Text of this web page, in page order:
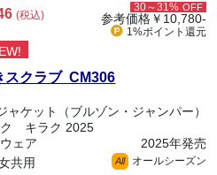
(税込)
30～31% OFF
参考価格￥10,780-
1%ポイント 還元
スクラブ CM306
ャケット（ブルゾン・ジャンパー）
ク キラク 2025
ェア
2025年発売
共用
All オールシーズン